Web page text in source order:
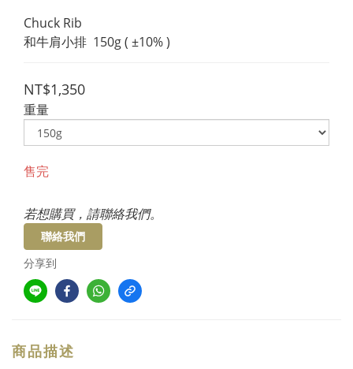
Chuck Rib
和牛肩小排  150g ( ±10% )
NT$1,350
重量
售完
若想購買，請聯絡我們。
聯絡我們
分享到
商品描述